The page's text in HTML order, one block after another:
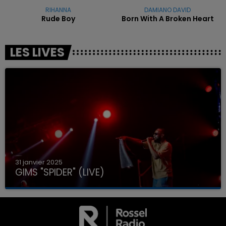
RIHANNA
Rude Boy
DAMIANO DAVID
Born With A Broken Heart
LES LIVES
31 janvier 2025
GIMS "SPIDER" (LIVE)